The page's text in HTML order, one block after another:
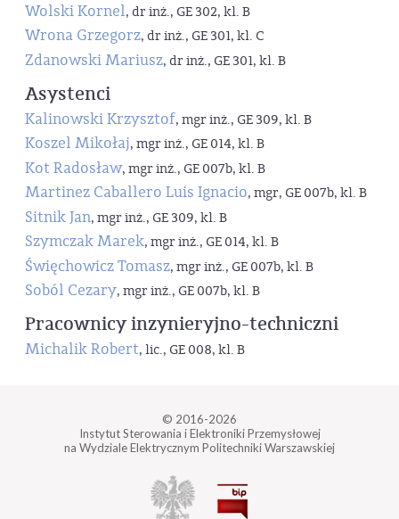
Wolski Kornel, dr inż., GE 302, kl. B
Wrona Grzegorz, dr inż., GE 301, kl. C
Zdanowski Mariusz, dr inż., GE 301, kl. B
Asystenci
Kalinowski Krzysztof, mgr inż., GE 309, kl. B
Koszel Mikołaj, mgr inż., GE 014, kl. B
Kot Radosław, mgr inż., GE 007b, kl. B
Martinez Caballero Luis Ignacio, mgr, GE 007b, kl. B
Sitnik Jan, mgr inż., GE 309, kl. B
Szymczak Marek, mgr inż., GE 014, kl. B
Święchowicz Tomasz, mgr inż., GE 007b, kl. B
Soból Cezary, mgr inż., GE 007b, kl. B
Pracownicy inzynieryjno-techniczni
Michalik Robert, lic., GE 008, kl. B
© 2016-2026
Instytut Sterowania i Elektroniki Przemysłowej
na Wydziale Elektrycznym Politechniki Warszawskiej